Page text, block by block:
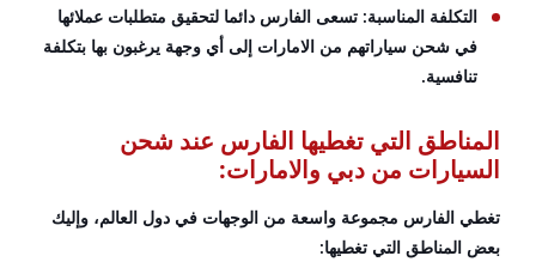
التكلفة المناسبة: تسعى الفارس دائما لتحقيق متطلبات عملائها
في شحن سياراتهم من الامارات إلى أي وجهة يرغبون بها بتكلفة
تنافسية.
المناطق التي تغطيها الفارس عند شحن
السيارات من دبي والامارات:
تغطي الفارس مجموعة واسعة من الوجهات في دول العالم، وإليك
بعض المناطق التي تغطيها: